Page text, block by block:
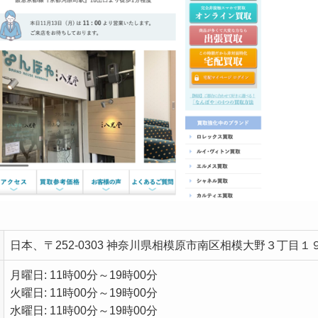
日本、〒252-0303 神奈川県相模原市南区相模大野３丁目１
月曜日: 11時00分～19時00分
火曜日: 11時00分～19時00分
水曜日: 11時00分～19時00分